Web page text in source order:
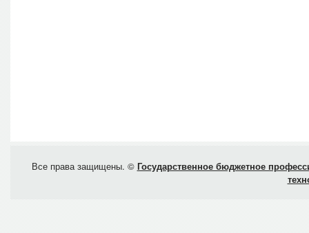
Все права защищены. © Государственное бюджетное